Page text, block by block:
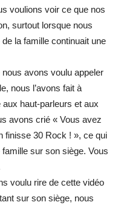
voulions voir ce que nos
surtout lorsque nous
la famille continuait une
nous avons voulu appeler
nous l’avons fait à
haut-parleurs et aux
avons crié « Vous avez
finisse 30 Rock ! », ce qui
sur son siège. Vous
voulu rire de cette vidéo
sur son siège, nous